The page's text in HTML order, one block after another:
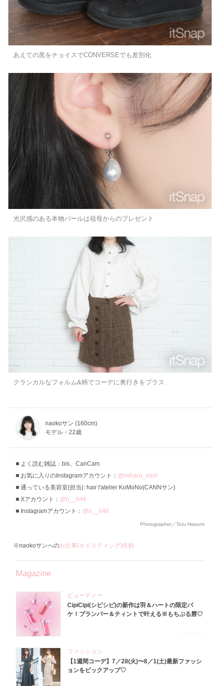
あえての黒をチョイスでCONVERSEでも差別化
光沢感のある本物パールは祖母からのプレゼント
クラシカルなフォルム&柄でコーデに奥行きをプラス
naokoサン (160cm)
モデル・22歳
よく読む雑誌：bis、CanCam
お気に入りのInstagramアカウント： @miharu_mori
通っている美容室(担当): hair l'atelier KoMoNo(CANNサン)
Xアカウント： @n__h46
Instagramアカウント： @n__h46
Photographer／Toru Hasumi
※naokoサンへのお仕事(キャスティング)依頼
Magazine
ビューティー
CipiCipi(シピシピ)の新作は羽＆ハートの限定パ
ケ！プランパー＆ティントで叶える※もちぷる唇♡
ファッション
【1週間コーデ】7／28(火)〜8／1(土)最新ファッシ
ョンをピックアップ♡